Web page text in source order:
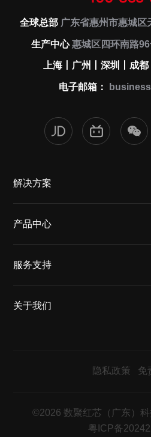
全球总部广东省惠州市惠城区
生产中心惠城区四环南路
上海丨广州丨深圳丨成
电子邮箱：
解决方案
产品中心
服务支持
关于我们
©2026 数聚红芯（广东）
粤ICP备
隐私政策 免